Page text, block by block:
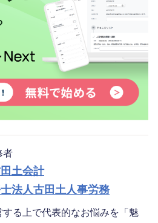
者
土会計
法人古田土人事労務
る上で代表的なお悩みを「魅